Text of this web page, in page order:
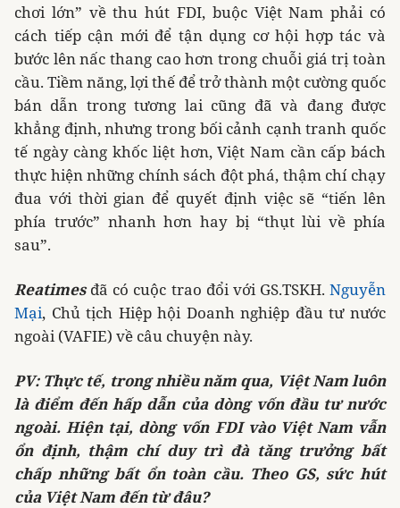
chơi lớn” về thu hút FDI, buộc Việt Nam phải có
cách tiếp cận mới để tận dụng cơ hội hợp tác và
bước lên nấc thang cao hơn trong chuỗi giá trị toàn
cầu. Tiềm năng, lợi thế để trở thành một cường quốc
bán dẫn trong tương lai cũng đã và đang được
khẳng định, nhưng trong bối cảnh cạnh tranh quốc
tế ngày càng khốc liệt hơn, Việt Nam cần cấp bách
thực hiện những chính sách đột phá, thậm chí chạy
đua với thời gian để quyết định việc sẽ “tiến lên
phía trước” nhanh hơn hay bị “thụt lùi về phía
sau”.
Reatimesđã có cuộc trao đổi với GS.TSKH. Nguyễn
Mại, Chủ tịch Hiệp hội Doanh nghiệp đầu tư nước
ngoài (VAFIE) về câu chuyện này.
PV: Thực tế, trong nhiều năm qua, Việt Nam luôn
là điểm đến hấp dẫn của dòng vốn đầu tư nước
ngoài. Hiện tại, dòng vốn FDI vào Việt Nam vẫn
ổn định, thậm chí duy trì đà tăng trưởng bất
chấp những bất ổn toàn cầu. Theo GS, sức hút
của Việt Nam đến từ đâu?